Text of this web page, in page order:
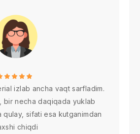
izlab ancha vaqt sarfladim.
bir necha daqiqada yuklab
qulay, sifati esa kutganimdan
chiqdi